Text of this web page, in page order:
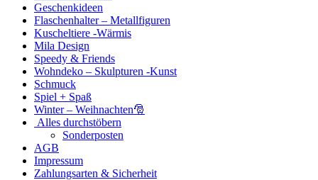
Geschenkideen
Flaschenhalter – Metallfiguren
Kuscheltiere -Wärmis
Mila Design
Speedy & Friends
Wohndeko – Skulpturen -Kunst
Schmuck
Spiel + Spaß
Winter – Weihnachten🎅
Alles durchstöbern
Sonderposten
AGB
Impressum
Zahlungsarten & Sicherheit